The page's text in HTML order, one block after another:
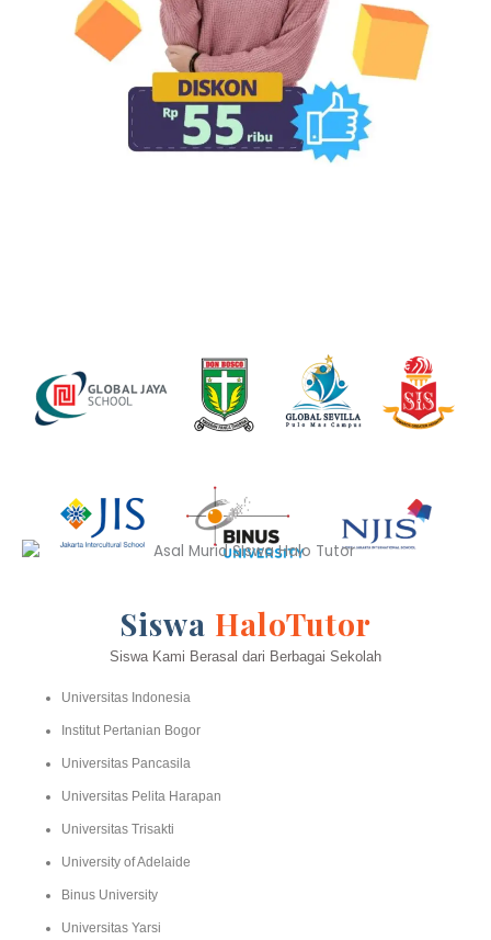
Siswa HaloTutor
Siswa Kami Berasal dari Berbagai Sekolah
Universitas Indonesia
Institut Pertanian Bogor
Universitas Pancasila
Universitas Pelita Harapan
Universitas Trisakti
University of Adelaide
Binus University
Universitas Yarsi